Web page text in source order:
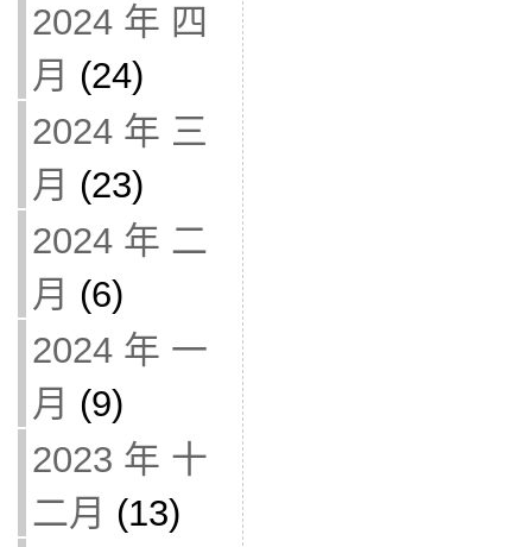
2024 年 四
月 (24)
2024 年 三
月 (23)
2024 年 二
月 (6)
2024 年 一
月 (9)
2023 年 十
二月 (13)